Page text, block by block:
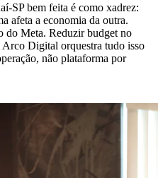
SP bem feita é como xadrez:
afeta a economia da outra.
do Meta. Reduzir budget no
Digital orquestra tudo isso
não plataforma por